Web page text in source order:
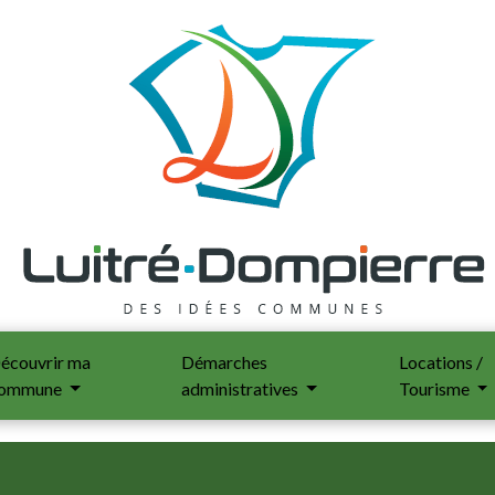
ma
Démarches
administratives
Locations /
Tourisme